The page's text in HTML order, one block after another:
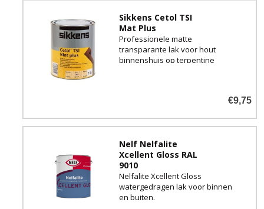
Sikkens Cetol TSI
Mat Plus
Professionele matte
transparante lak voor hout
binnenshuis op terpentine
€9,75
Nelf Nelfalite
Xcellent Gloss RAL
9010
Nelfalite Xcellent Gloss
watergedragen lak voor binnen
en buiten.